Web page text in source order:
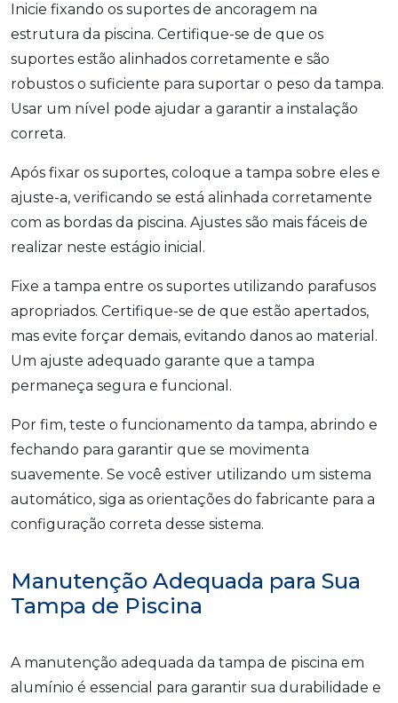
Inicie fixando os suportes de ancoragem na
estrutura da piscina. Certifique-se de que os
suportes estão alinhados corretamente e são
robustos o suficiente para suportar o peso da tampa.
Usar um nível pode ajudar a garantir a instalação
correta.
Após fixar os suportes, coloque a tampa sobre eles e
ajuste-a, verificando se está alinhada corretamente
com as bordas da piscina. Ajustes são mais fáceis de
realizar neste estágio inicial.
Fixe a tampa entre os suportes utilizando parafusos
apropriados. Certifique-se de que estão apertados,
mas evite forçar demais, evitando danos ao material.
Um ajuste adequado garante que a tampa
permaneça segura e funcional.
Por fim, teste o funcionamento da tampa, abrindo e
fechando para garantir que se movimenta
suavemente. Se você estiver utilizando um sistema
automático, siga as orientações do fabricante para a
configuração correta desse sistema.
Manutenção Adequada para Sua
Tampa de Piscina
A manutenção adequada da tampa de piscina em
alumínio é essencial para garantir sua durabilidade e